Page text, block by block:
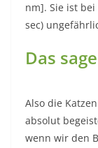
nm]. Sie ist
sec)
Das
Also die
absolut
wenn wir den